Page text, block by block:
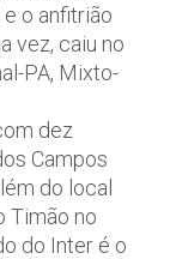
o anfitrião
vez, caiu no
PA, Mixto-
dez
Campos
do local
Timão no
do Inter é o